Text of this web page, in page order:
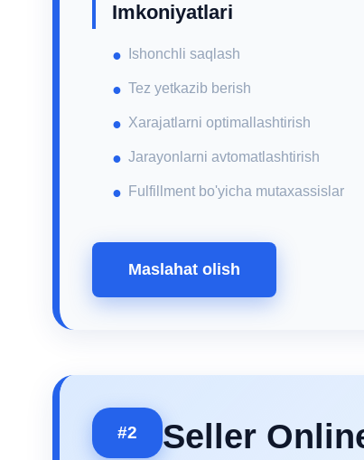
Imkoniyatlari
Ishonchli saqlash
Tez yetkazib berish
Xarajatlarni optimallashtirish
Jarayonlarni avtomatlashtirish
Fulfillment bo'yicha mutaxassislar
Maslahat olish
#2 Seller